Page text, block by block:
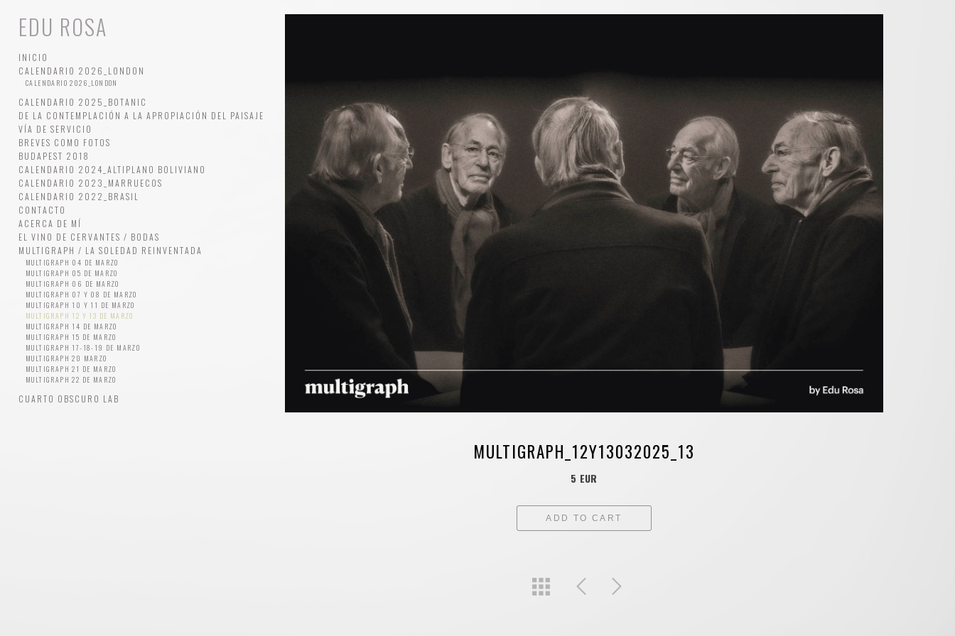
EDU ROSA
INICIO
CALENDARIO 2026_LONDON
CALENDARIO 2026_LONDON
CALENDARIO 2025_BOTANIC
DE LA CONTEMPLACIÓN A LA APROPIACIÓN DEL PAISAJE
VÍA DE SERVICIO
BREVES COMO FOTOS
BUDAPEST 2018
CALENDARIO 2024_ALTIPLANO BOLIVIANO
CALENDARIO 2023_MARRUECOS
CALENDARIO 2022_BRASIL
CONTACTO
ACERCA DE MÍ
EL VINO DE CERVANTES / BODAS
MULTIGRAPH / LA SOLEDAD REINVENTADA
MULTIGRAPH 04 DE MARZO
MULTIGRAPH 05 DE MARZO
MULTIGRAPH 06 DE MARZO
MULTIGRAPH 07 Y 08 DE MARZO
MULTIGRAPH 10 Y 11 DE MARZO
MULTIGRAPH 12 Y 13 DE MARZO
MULTIGRAPH 14 DE MARZO
MULTIGRAPH 15 DE MARZO
MULTIGRAPH 17-18-19 DE MARZO
MULTIGRAPH 20 MARZO
MULTIGRAPH 21 DE MARZO
MULTIGRAPH 22 DE MARZO
CUARTO OBSCURO LAB
MULTIGRAPH_12Y13032025_13
5 EUR
ADD TO CART